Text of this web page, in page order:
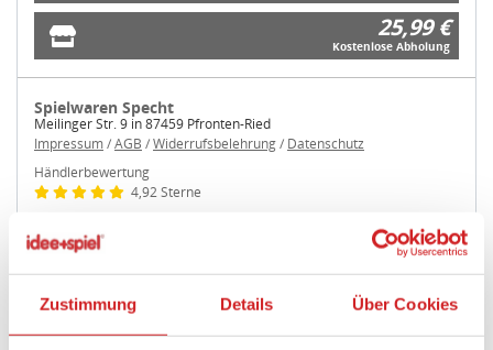
Zustimmung Details Über Cookies
25,99 €
Kostenlose Abholung
Spielwaren Specht
Meilinger Str. 9 in 87459 Pfronten-Ried
Impressum/AGB /Widerrufsbelehrung/ Datenschutz
Händlerbewertung
4,92 Sterne
25,99 €
zzgl. 6,99 € Versand
25,99 €
Kostenlose Abholung